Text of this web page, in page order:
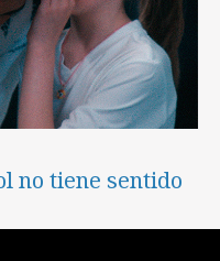
no tiene sentido